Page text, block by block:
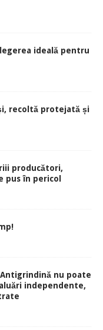
ideală pentru
recoltă protejată și
producători,
pus în pericol
Antigrindină nu poate
independente,